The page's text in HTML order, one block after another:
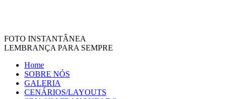
FOTO INSTANTÂNEA
LEMBRANÇA PARA SEMPRE
Home
SOBRE NÓS
GALERIA
CENÁRIOS/LAYOUTS